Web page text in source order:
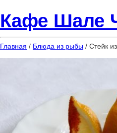
Кафе Шале
Главная / Блюда из рыбы / Стейк